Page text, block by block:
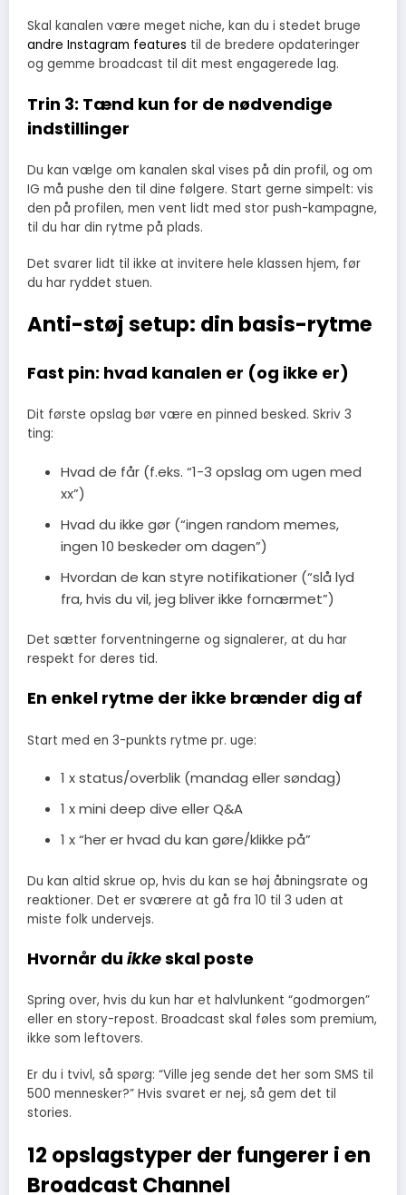
Skal kanalen være meget niche, kan du i stedet bruge
andre Instagram features til de bredere opdateringer
og gemme broadcast til dit mest engagerede lag.
Trin 3: Tænd kun for de nødvendige
indstillinger
Du kan vælge om kanalen skal vises på din profil, og om
IG må pushe den til dine følgere. Start gerne simpelt: vis
den på profilen, men vent lidt med stor push-kampagne,
til du har din rytme på plads.
Det svarer lidt til ikke at invitere hele klassen hjem, før
du har ryddet stuen.
Anti-støj setup: din basis-rytme
Fast pin: hvad kanalen er (og ikke er)
Dit første opslag bør være en pinned besked. Skriv 3
ting:
Hvad de får (f.eks. “1-3 opslag om ugen med
xx”)
Hvad du ikke gør (“ingen random memes,
ingen 10 beskeder om dagen”)
Hvordan de kan styre notifikationer (“slå lyd
fra, hvis du vil, jeg bliver ikke fornærmet”)
Det sætter forventningerne og signalerer, at du har
respekt for deres tid.
En enkel rytme der ikke brænder dig af
Start med en 3-punkts rytme pr. uge:
1 x status/overblik (mandag eller søndag)
1 x mini deep dive eller Q&A
1 x “her er hvad du kan gøre/klikke på”
Du kan altid skrue op, hvis du kan se høj åbningsrate og
reaktioner. Det er sværere at gå fra 10 til 3 uden at
miste folk undervejs.
Hvornår du ikkeskal poste
Spring over, hvis du kun har et halvlunkent “godmorgen”
eller en story-repost. Broadcast skal føles som premium,
ikke som leftovers.
Er du i tvivl, så spørg: “Ville jeg sende det her som SMS til
500 mennesker?” Hvis svaret er nej, så gem det til
stories.
12 opslagstyper der fungerer i en
Broadcast Channel